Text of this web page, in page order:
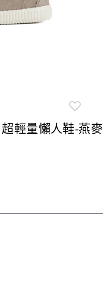
輕量懶人鞋-燕麥